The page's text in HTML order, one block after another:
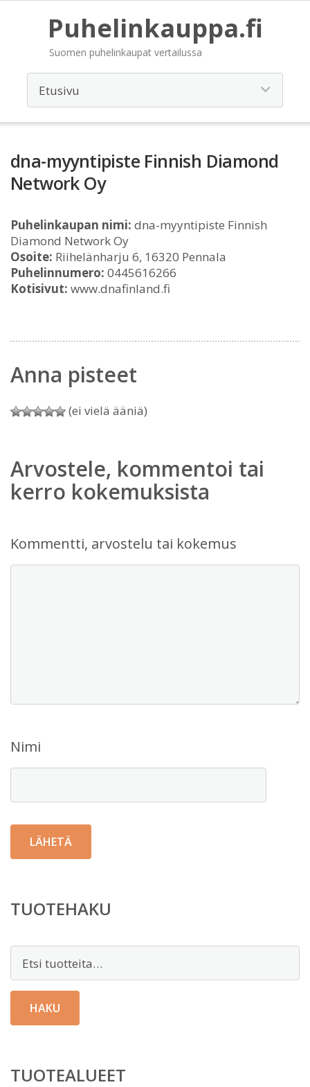
Puhelinkauppa.fi
Suomen puhelinkaupat vertailussa
dna-myyntipiste Finnish Diamond
Network Oy
Puhelinkaupan nimi: dna-myyntipiste Finnish
Diamond Network Oy
Osoite: Riihelänharju 6, 16320 Pennala
Puhelinnumero: 0445616266
Kotisivut: www.dnafinland.fi
Anna pisteet
(ei vielä ääniä)
Arvostele, kommentoi tai
kerro kokemuksista
Kommentti, arvostelu tai kokemus
Nimi
TUOTEHAKU
HAKU
TUOTEALUEET